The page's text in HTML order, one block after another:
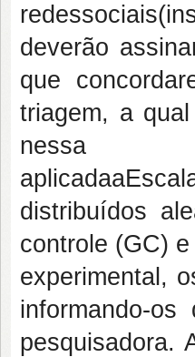
deverão
que
triagem, a
distribuídos
controle (GC)
experimental,
informando-
pesquisadora.